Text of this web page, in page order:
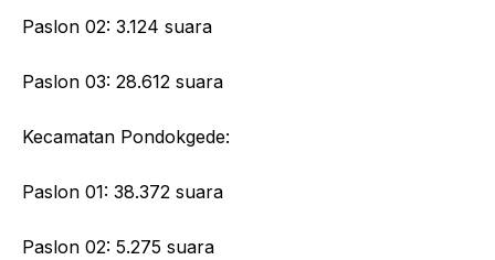
Paslon 02: 3.124 suara
Paslon 03: 28.612 suara
Kecamatan Pondokgede:
Paslon 01: 38.372 suara
Paslon 02: 5.275 suara